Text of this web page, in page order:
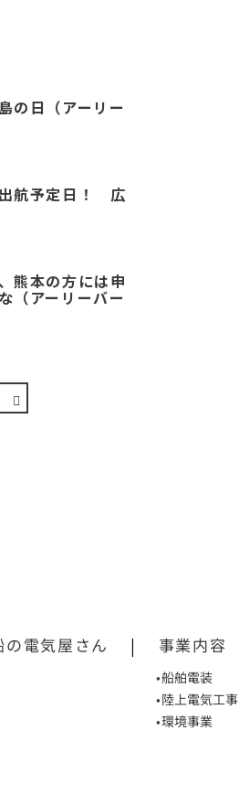
の日（アーリー
航予定日！ 広
熊本の方には申
（アーリーバー
の電気屋さん | 事業内容
•船舶電装
•陸上電気工事
•環境事業